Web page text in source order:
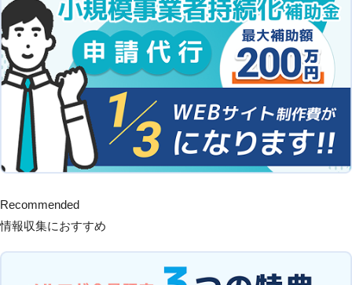
Recommended
情報収集におすすめ